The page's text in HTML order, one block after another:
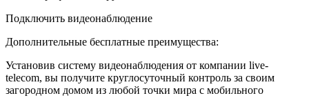
Подключить видеонаблюдение
Дополнительные бесплатные преимущества:
Установив систему видеонаблюдения от компании live-
telecom, вы получите круглосуточный контроль за своим
загородном домом из любой точки мира с мобильного